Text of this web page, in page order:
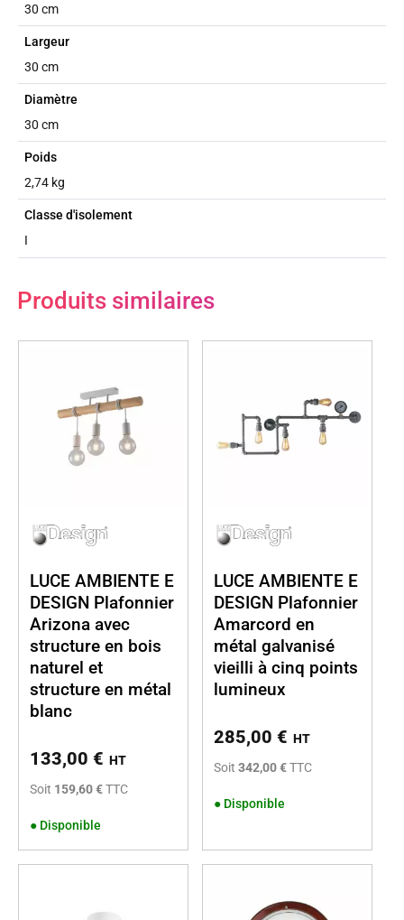
30 cm
Largeur
30 cm
Diamètre
30 cm
Poids
2,74 kg
Classe d'isolement
I
Produits similaires
LUCE AMBIENTE E
DESIGN Plafonnier
Arizona avec
structure en bois
naturel et
structure en métal
blanc
133,00 € HT
Soit 159,60 €TTC
● Disponible
LUCE AMBIENTE E
DESIGN Plafonnier
Amarcord en
métal galvanisé
vieilli à cinq points
lumineux
285,00 € HT
Soit 342,00 €TTC
● Disponible